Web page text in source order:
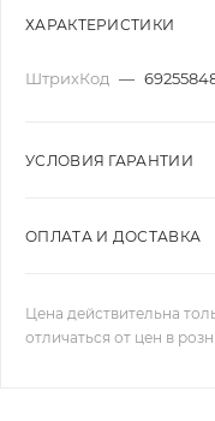
ХАРАКТЕРИСТИКИ
ШтрихКод —
УСЛОВИЯ ГАРАНТИИ
ОПЛАТА И ДОСТАВКА
Цена действительна
отличаться от цен в